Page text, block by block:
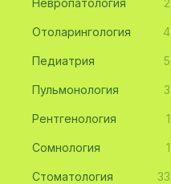
Отоларингология 4
Педиатрия 5
Пульмонология 3
Рентгенология 1
Сомнология 1
Стоматология 33